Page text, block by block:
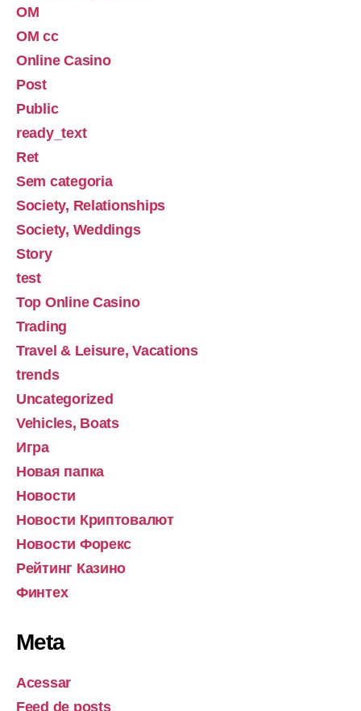
OM
OM cc
Online Casino
Post
Public
ready_text
Ret
Sem categoria
Society, Relationships
Society, Weddings
Story
test
Top Online Casino
Trading
Travel & Leisure, Vacations
trends
Uncategorized
Vehicles, Boats
Игра
Новая папка
Новости
Новости Криптовалют
Новости Форекс
Рейтинг Казино
Финтех
Meta
Acessar
Feed de posts